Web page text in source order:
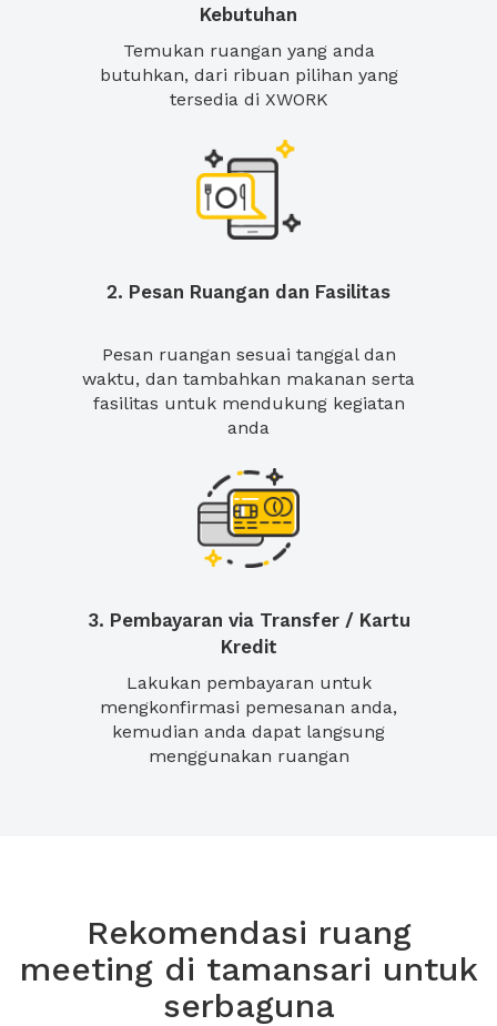
Kebutuhan
Temukan ruangan yang anda
butuhkan, dari ribuan pilihan yang
tersedia di XWORK
2. Pesan Ruangan dan Fasilitas
Pesan ruangan sesuai tanggal dan
waktu, dan tambahkan makanan serta
fasilitas untuk mendukung kegiatan
anda
3. Pembayaran via Transfer / Kartu
Kredit
Lakukan pembayaran untuk
mengkonfirmasi pemesanan anda,
kemudian anda dapat langsung
menggunakan ruangan
Rekomendasi ruang
meeting di tamansari untuk
serbaguna